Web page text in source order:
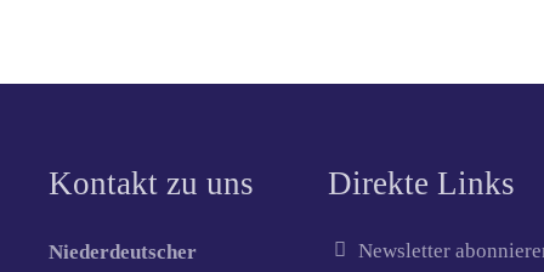
Kontakt zu uns
Niederdeutscher
Direkte Links
Newsletter